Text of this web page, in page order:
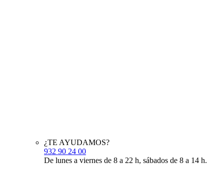
¿TE AYUDAMOS?
932 90 24 00
De lunes a viernes de 8 a 22 h, sábados de 8 a 14 h.